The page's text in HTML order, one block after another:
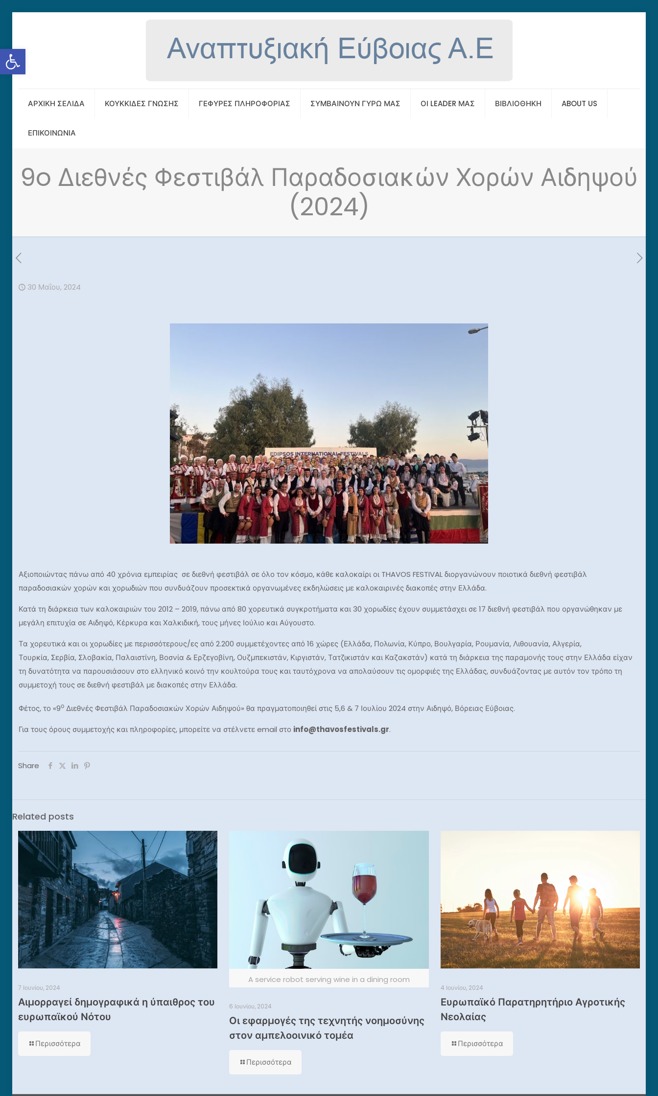
Ανοίξτε τη γραμμή εργαλείων
ΑΡΧΙΚΗ ΣΕΛΙΔΑ ΚΟΥΚΚΙΔΕΣ ΓΝΩΣΗΣ ΓΕΦΥΡΕΣ ΠΛΗΡΟΦΟΡΙΑΣ ΣΥΜΒΑΙΝΟΥΝ ΓΥΡΩ ΜΑΣ ΟΙ LEADER ΜΑΣ ΒΙΒΛΙΟΘΗΚΗ ABOUT US
ΕΠΙΚΟΙΝΩΝΙΑ
9o Διεθνές Φεστιβάλ Παραδοσιακών Χορών Αιδηψού
(2024)
30 Μαΐου, 2024
Αξιοποιώντας πάνω από 40 χρόνια εμπειρίας σε διεθνή φεστιβάλ σε όλο τον κόσμο, κάθε καλοκαίρι οι THAVOS FESTIVAL διοργανώνουν ποιοτικά διεθνή φεστιβάλ
παραδοσιακών χορών και χορωδιών που συνδυάζουν προσεκτικά οργανωμένες εκδηλώσεις με καλοκαιρινές διακοπές στην Ελλάδα.
Κατά τη διάρκεια των καλοκαιριών του 2012 – 2019, πάνω από 80 χορευτικά συγκροτήματα και 30 χορωδίες έχουν συμμετάσχει σε 17 διεθνή φεστιβάλ που οργανώθηκαν με
μεγάλη επιτυχία σε Αιδηψό, Κέρκυρα και Χαλκιδική, τους μήνες Ιούλιο και Αύγουστο.
Τα χορευτικά και οι χορωδίες με περισσότερους/ες από 2.200 συμμετέχοντες από 16 χώρες (Ελλάδα, Πολωνία, Κύπρο, Βουλγαρία, Ρουμανία, Λιθουανία, Αλγερία,
Τουρκία, Σερβία, Σλοβακία, Παλαιστίνη, Βοσνία & Ερζεγοβίνη, Ουζμπεκιστάν, Κιργιστάν, Τατζικιστάν και Καζακστάν) κατά τη διάρκεια της παραμονής τους στην Ελλάδα είχαν
τη δυνατότητα να παρουσιάσουν στο ελληνικό κοινό την κουλτούρα τους και ταυτόχρονα να απολαύσουν τις ομορφιές της Ελλάδας, συνδυάζοντας με αυτόν τον τρόπο τη
συμμετοχή τους σε διεθνή φεστιβάλ με διακοπές στην Ελλάδα.
Φέτος, το «9οΔιεθνές Φεστιβάλ Παραδοσιακών Χορών Αιδηψού» θα πραγματοποιηθεί στις 5,6 & 7 Ιουλίου 2024 στην Αιδηψό, Βόρειας Εύβοιας.
Για τους όρους συμμετοχής και πληροφορίες, μπορείτε να στέλνετε email στο info@thavosfestivals.gr.
Share
Related posts
7 Ιουνίου, 2024
Αιμορραγεί δημογραφικά η ύπαιθρος του
ευρωπαϊκού Νότου
Περισσότερα
A service robot serving wine in a dining room
6 Ιουνίου, 2024
Οι εφαρμογές της τεχνητής νοημοσύνης
στον αμπελοοινικό τομέα
Περισσότερα
4 Ιουνίου, 2024
Ευρωπαϊκό Παρατηρητήριο Αγροτικής
Νεολαίας
Περισσότερα